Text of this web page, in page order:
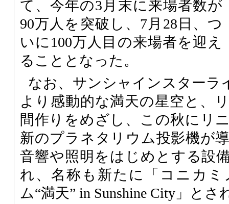
て、今年の3月末に来場者数が
90万人を突破し、7月28日、つ
いに100万人目の来場者を迎え
ることとなった。
なお、サンシャインスターラ
より感動的な満天の星空と、
間作りをめざし、この秋にリ
新のプラネタリウム投影機が
音響や照明をはじめとする設
れ、名称も新たに「コニカ
ム“満天” in Sunshine City」とさ